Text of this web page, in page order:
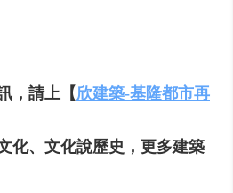
，請上【欣建築-基隆都市再
化、文化說歷史，更多建築